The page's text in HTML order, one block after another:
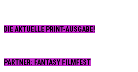
DIE AKTUELLE PRINT-AUSGABE!
PARTNER: FANTASY FILMFEST